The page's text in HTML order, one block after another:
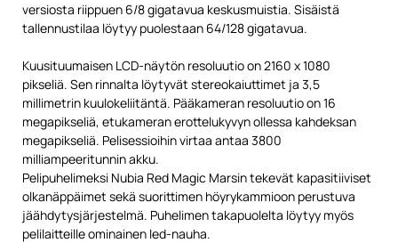
versiosta riippuen 6/8 gigatavua keskusmuistia. Sisäistä
tallennustilaa löytyy puolestaan 64/128 gigatavua.
Kuusituumaisen LCD-näytön resoluutio on 2160 x 1080
pikseliä. Sen rinnalta löytyvät stereokaiuttimet ja 3,5
millimetrin kuulokeliitäntä. Pääkameran resoluutio on 16
megapikseliä, etukameran erottelukyvyn ollessa kahdeksan
megapikseliä. Pelisessioihin virtaa antaa 3800
milliampeeritunnin akku.
Pelipuhelimeksi Nubia Red Magic Marsin tekevät kapasitiiviset
olkanäppäimet sekä suorittimen höyrykammioon perustuva
jäähdytysjärjestelmä. Puhelimen takapuolelta löytyy myös
pelilaitteille ominainen led-nauha.